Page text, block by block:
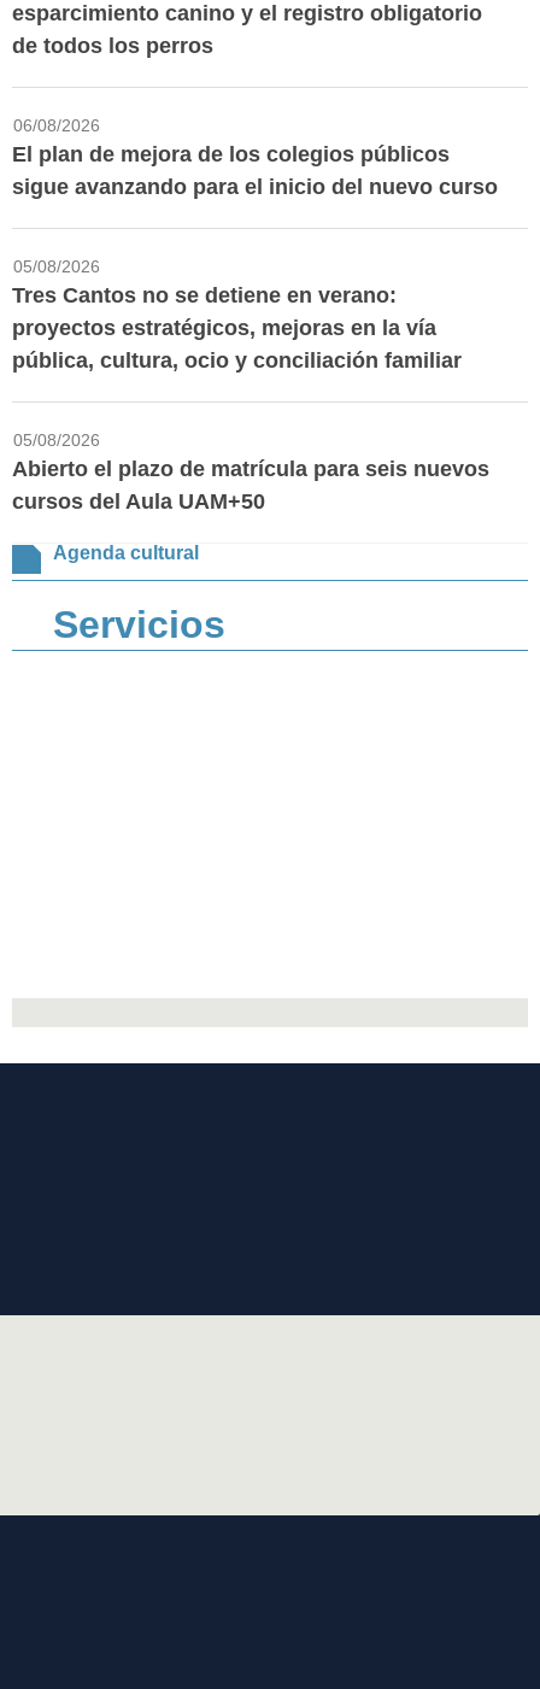
esparcimiento canino y el registro obligatorio
de todos los perros
06/08/2026
El plan de mejora de los colegios públicos
sigue avanzando para el inicio del nuevo curso
05/08/2026
Tres Cantos no se detiene en verano:
proyectos estratégicos, mejoras en la vía
pública, cultura, ocio y conciliación familiar
05/08/2026
Abierto el plazo de matrícula para seis nuevos
cursos del Aula UAM+50
Agenda cultural
Servicios